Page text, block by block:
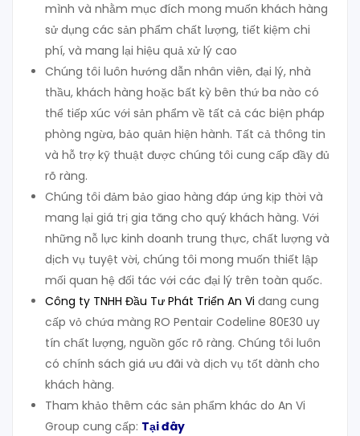
mình và nhằm mục đích mong muốn khách hàng
sử dụng các sản phẩm chất lượng, tiết kiệm chi
phí, và mang lại hiệu quả xử lý cao
Chúng tôi luôn hướng dẫn nhân viên, đại lý, nhà
thầu, khách hàng hoặc bất kỳ bên thứ ba nào có
thể tiếp xúc với sản phẩm về tất cả các biện pháp
phòng ngừa, bảo quản hiện hành. Tất cả thông tin
và hỗ trợ kỹ thuật được chúng tôi cung cấp đầy đủ
rõ ràng.
Chúng tôi đảm bảo giao hàng đáp ứng kịp thời và
mang lại giá trị gia tăng cho quý khách hàng. Với
những nỗ lực kinh doanh trung thực, chất lượng và
dịch vụ tuyệt vời, chúng tôi mong muốn thiết lập
mối quan hệ đối tác với các đại lý trên toàn quốc.
Công ty TNHH Đầu Tư Phát Triển An Vi đang cung
cấp vỏ chứa màng RO Pentair Codeline 80E30 uy
tín chất lượng, nguồn gốc rõ ràng. Chúng tôi luôn
có chính sách giá ưu đãi và dịch vụ tốt dành cho
khách hàng.
Tham khảo thêm các sản phẩm khác do An Vi
Group cung cấp: Tại đây